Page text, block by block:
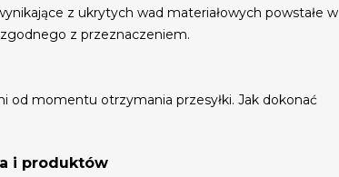
z ukrytych wad materiałowych powstałe w
z przeznaczeniem.
od momentu otrzymania przesyłki. Jak dokonać
i produktów